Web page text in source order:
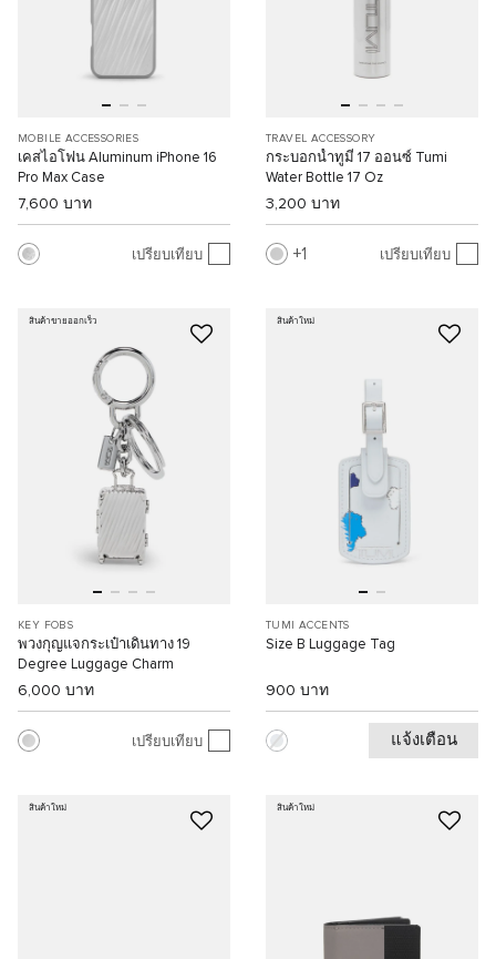
MOBILE ACCESSORIES
เคสไอโฟน Aluminum iPhone 16
Pro Max Case
7,600 บาท
เปรียบเทียบ
TRAVEL ACCESSORY
กระบอกน้ำทูมี่ 17 ออนซ์ Tumi
Water Bottle 17 Oz
3,200 บาท
1 เปรียบเทียบ
สินค้าขายออกเร็ว
KEY FOBS
พวงกุญแจกระเป๋าเดินทาง 19
Degree Luggage Charm
6,000 บาท
เปรียบเทียบ
สินค้าใหม่
TUMI ACCENTS
Size B Luggage Tag
900 บาท
แจ้งเตือน
สินค้าใหม่ สินค้าใหม่